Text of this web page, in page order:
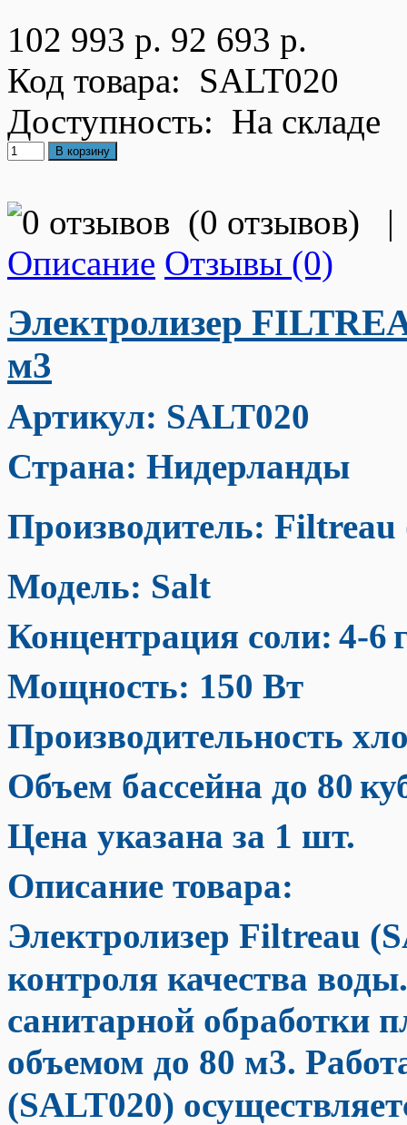
102 993 р. 92 693 р.
Код товара: SALT020
Доступность: На складе
(0 отзывов) |
Описание Отзывы (0)
Электролизер
м3
Артикул: SALT020
Страна: Нидерланды
Производитель: Filtreau
Модель: Salt
Концентрация соли: 4-6
Мощность: 150 Вт
Производительность
Объем бассейна до 80
Цена указана за 1 шт.
Описание товара:
Электролизер Filtreau
контроля качества
санитарной обработки
объемом до 80 м3.
(SALT020)